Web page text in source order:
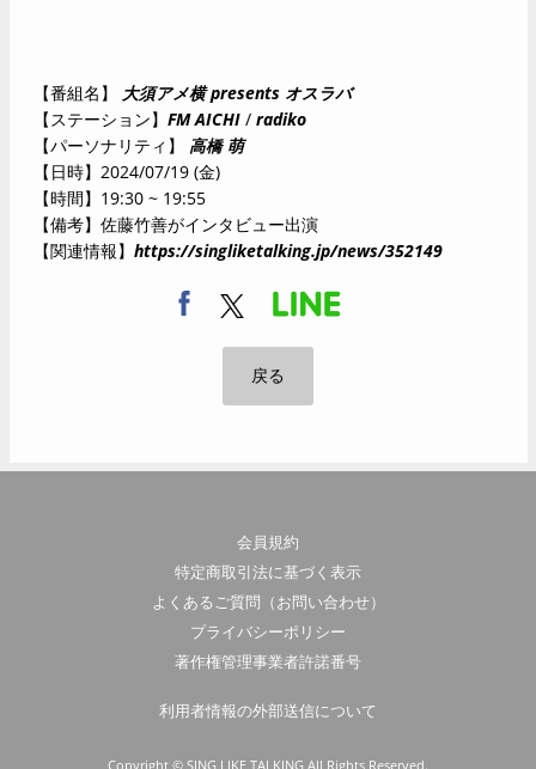
【番組名】
大須アメ横 presents オスラバ
【ステーション】 FM AICHI/ radiko
【パーソナリティ】
高橋 萌
【日時】2024/07/19 (金)
【時間】19:30 ~ 19:55
【備考】佐藤竹善がインタビュー出演
【関連情報】 https://singliketalking.jp/news/352149
戻る
会員規約
特定商取引法に基づく表示
よくあるご質問（お問い合わせ）
プライバシーポリシー
著作権管理事業者許諾番号
利用者情報の外部送信について
Copyright © SING LIKE TALKING All Rights Reserved.